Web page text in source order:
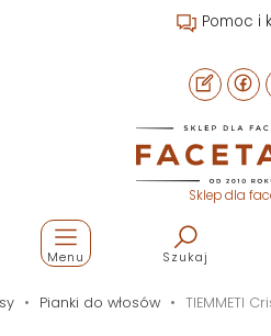
Pomoc i
Sklep dla
Szukaj
Menu
Pianki do włosów TIEMMETI